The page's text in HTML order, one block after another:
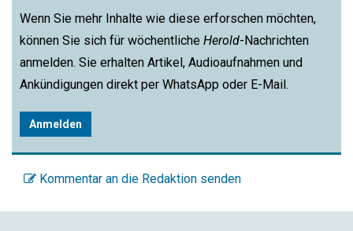
Wenn Sie mehr Inhalte wie diese erforschen möchten,
können Sie sich für wöchentliche Herold-Nachrichten
anmelden. Sie erhalten Artikel, Audioaufnahmen und
Ankündigungen direkt per WhatsApp oder E-Mail.
Anmelden
Kommentar an die Redaktion senden